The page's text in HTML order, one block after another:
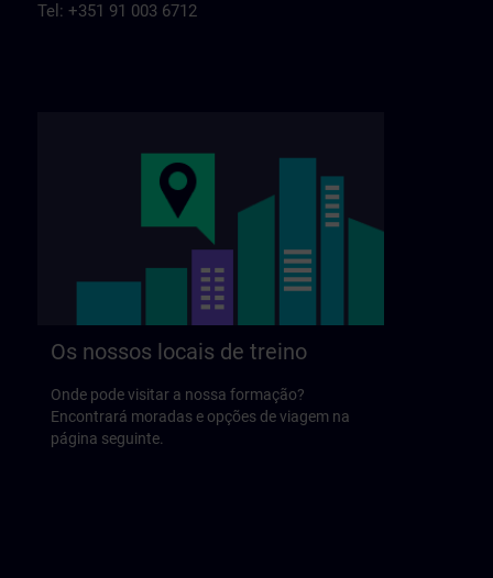
Tel: +351 91 003 6712
Os nossos locais de treino
Onde pode visitar a nossa formação?
Encontrará moradas e opções de viagem na
página seguinte.